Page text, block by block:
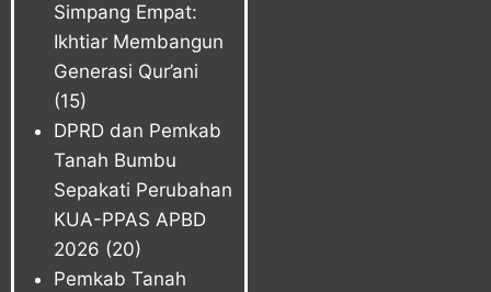
Simpang Empat:
Ikhtiar Membangun
Generasi Qur’ani
(15)
DPRD dan Pemkab
Tanah Bumbu
Sepakati Perubahan
KUA-PPAS APBD
2026 (20)
Pemkab Tanah